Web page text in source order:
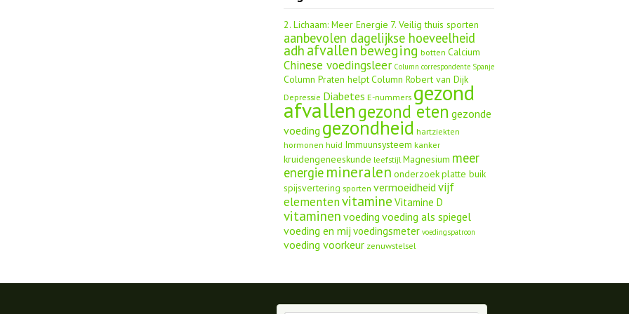
2. Lichaam: Meer Energie 7. Veilig thuis sporten
aanbevolen dagelijkse hoeveelheid
adh afvallen beweging botten Calcium
Chinese voedingsleer Column correspondente Spanje
Column Praten helptColumn Robert van Dijk
Depressie Diabetes E-nummers gezond
afvallengezond eten gezonde
voeding gezondheid hartziekten
hormonen huid Immuunsysteem kanker
kruidengeneeskunde leefstijl Magnesium meer
energie mineralen onderzoekplatte buik
spijsvertering sporten vermoeidheid vijf
elementenvitamine Vitamine D
vitaminen voeding voeding als spiegel
voeding en mij voedingsmeter voedingspatroon
voeding voorkeur zenuwstelsel